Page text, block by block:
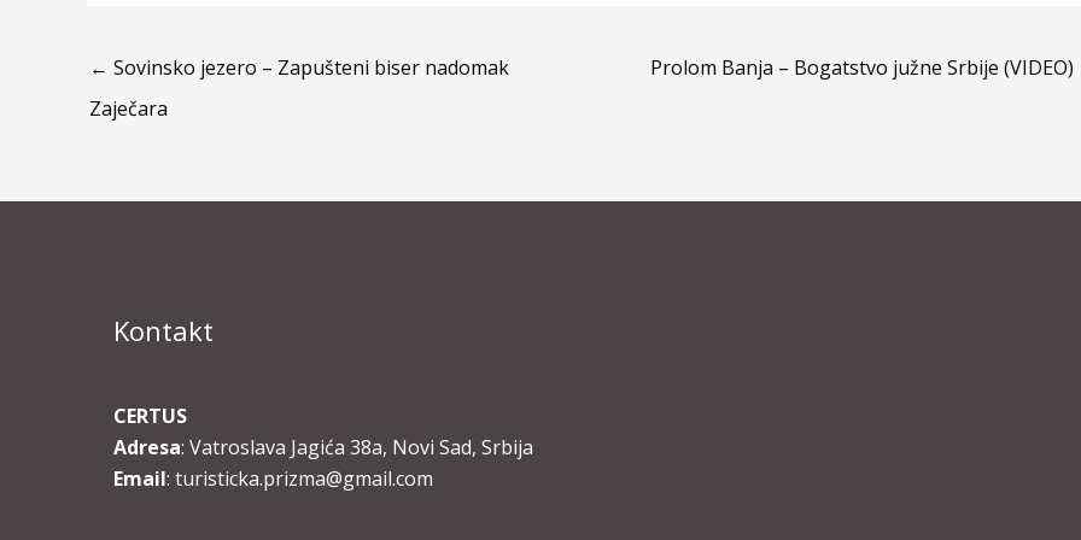
← Sovinsko jezero – Zapušteni biser nadomak
Zaječara
Prolom Banja – Bogatstvo južne Srbije (VIDEO)
Kontakt
CERTUS
Adresa: Vatroslava Jagića 38a, Novi Sad, Srbija
Email: turisticka.prizma@gmail.com